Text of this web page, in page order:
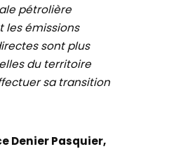
pétrolière
les émissions
sont plus
du territoire
sa transition
Denier Pasquier,